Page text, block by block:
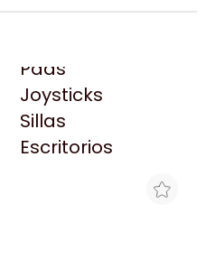
Pads
Joysticks
Sillas
Escritorios
RTX 5070
MASTER